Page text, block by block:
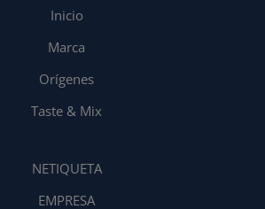
Inicio
Marca
Orígenes
Taste & Mix
NETIQUETA
EMPRESA